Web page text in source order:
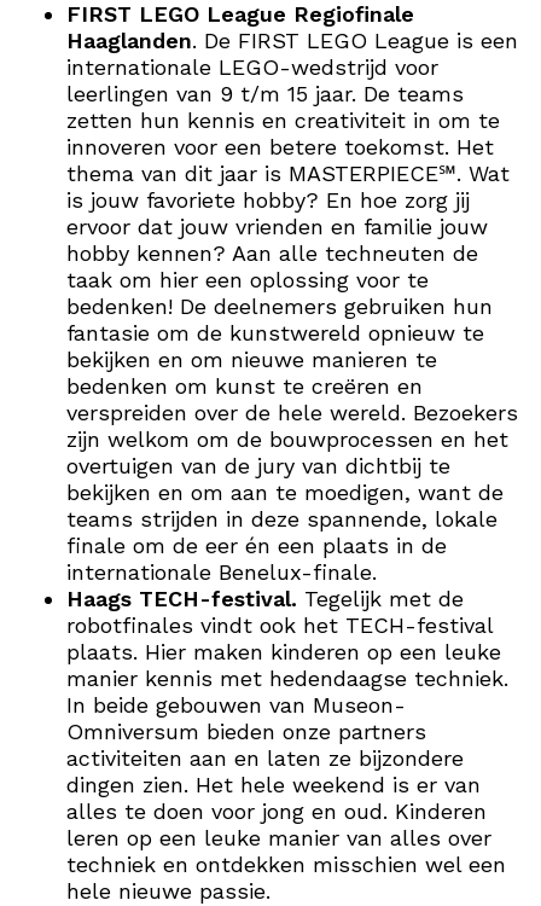
FIRST LEGO League Regiofinale
Haaglanden. De FIRST LEGO League is een
internationale LEGO-wedstrijd voor
leerlingen van 9 t/m 15 jaar. De teams
zetten hun kennis en creativiteit in om te
innoveren voor een betere toekomst. Het
thema van dit jaar is MASTERPIECE℠. Wat
is jouw favoriete hobby? En hoe zorg jij
ervoor dat jouw vrienden en familie jouw
hobby kennen? Aan alle techneuten de
taak om hier een oplossing voor te
bedenken! De deelnemers gebruiken hun
fantasie om de kunstwereld opnieuw te
bekijken en om nieuwe manieren te
bedenken om kunst te creëren en
verspreiden over de hele wereld. Bezoekers
zijn welkom om de bouwprocessen en het
overtuigen van de jury van dichtbij te
bekijken en om aan te moedigen, want de
teams strijden in deze spannende, lokale
finale om de eer én een plaats in de
internationale Benelux-finale.
Haags TECH-festival. Tegelijk met de
robotfinales vindt ook het TECH-festival
plaats. Hier maken kinderen op een leuke
manier kennis met hedendaagse techniek.
In beide gebouwen van Museon-
Omniversum bieden onze partners
activiteiten aan en laten ze bijzondere
dingen zien. Het hele weekend is er van
alles te doen voor jong en oud. Kinderen
leren op een leuke manier van alles over
techniek en ontdekken misschien wel een
hele nieuwe passie.